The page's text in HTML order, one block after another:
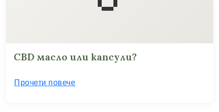
CBD масло или капсули?
Прочети повече